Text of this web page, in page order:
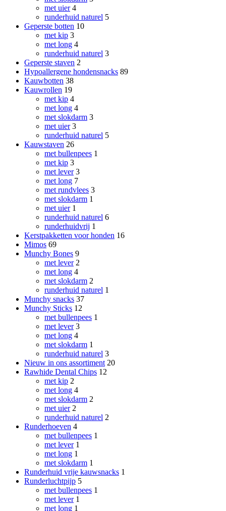
met uier 4
runderhuid naturel 5
Geperste botten 10
met kip 3
met long 4
runderhuid naturel 3
Geperste staven 2
Hypoallergene hondensnacks 89
Kauwbotten 38
Kauwrollen 19
met kip 4
met long 4
met slokdarm 3
met uier 3
runderhuid naturel 5
Kauwstaven 26
met bullenpees 1
met kip 3
met lever 3
met long 7
met rundvlees 3
met slokdarm 1
met uier 1
runderhuid naturel 6
runderhuidvrij 1
Kerstpakketten voor honden 16
Mimos 69
Munchy Bones 9
met lever 2
met long 4
met slokdarm 2
runderhuid naturel 1
Munchy snacks 37
Munchy Sticks 12
met bullenpees 1
met lever 3
met long 4
met slokdarm 1
runderhuid naturel 3
Nieuw in ons assortiment 20
Rawhide Dental Chips 12
met kip 2
met long 4
met slokdarm 2
met uier 2
runderhuid naturel 2
Runderhoeven 4
met bullenpees 1
met lever 1
met long 1
met slokdarm 1
Runderhuid vrije kauwsnacks 1
Runderluchtpijp 5
met bullenpees 1
met lever 1
met long 1